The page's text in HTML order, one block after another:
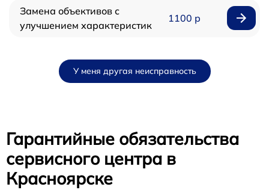
Замена объективов с
улучшением характеристик
1100 р
У меня другая неисправность
Гарантийные обязательства
сервисного центра в
Красноярске